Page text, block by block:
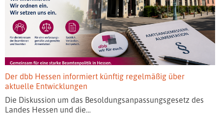
Der dbb Hessen informiert künftig regelmäßig über
aktuelle Entwicklungen
Die Diskussion um das Besoldungsanpassungsgesetz des
Landes Hessen und die…